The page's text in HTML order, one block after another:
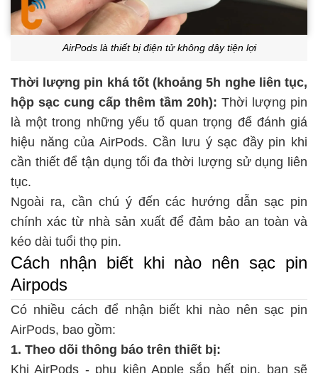
AirPods là thiết bị điện tử không dây tiện lợi
Thời lượng pin khá tốt (khoảng 5h nghe liên tục,
hộp sạc cung cấp thêm tầm 20h): Thời lượng pin
là một trong những yếu tố quan trọng để đánh giá
hiệu năng của AirPods. Cần lưu ý sạc đầy pin khi
cần thiết để tận dụng tối đa thời lượng sử dụng liên
tục.
Ngoài ra, cần chú ý đến các hướng dẫn sạc pin
chính xác từ nhà sản xuất để đảm bảo an toàn và
kéo dài tuổi thọ pin.
Cách nhận biết khi nào nên sạc pin
Airpods
Có nhiều cách để nhận biết khi nào nên sạc pin
AirPods, bao gồm:
1. Theo dõi thông báo trên thiết bị:
Khi AirPods - phụ kiện Apple sắp hết pin, bạn sẽ